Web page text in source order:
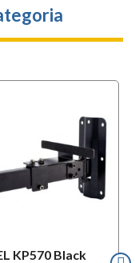
KP570 Black